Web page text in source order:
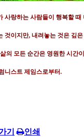
사랑하는 사람들이 행복할 때
것이지만, 내려놓는 것은 깊
의 모든 순간은 영원한 시간
니스트 제임스로부터.
기 인쇄